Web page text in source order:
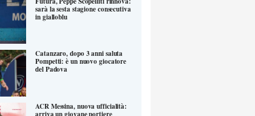
sarà la sesta stagione consecutiva
in gialloblu
Catanzaro, dopo 3 anni saluta
Pompetti: è un nuovo giocatore
del Padova
ACR Messina, nuova ufficialità:
arriva un giovane portiere